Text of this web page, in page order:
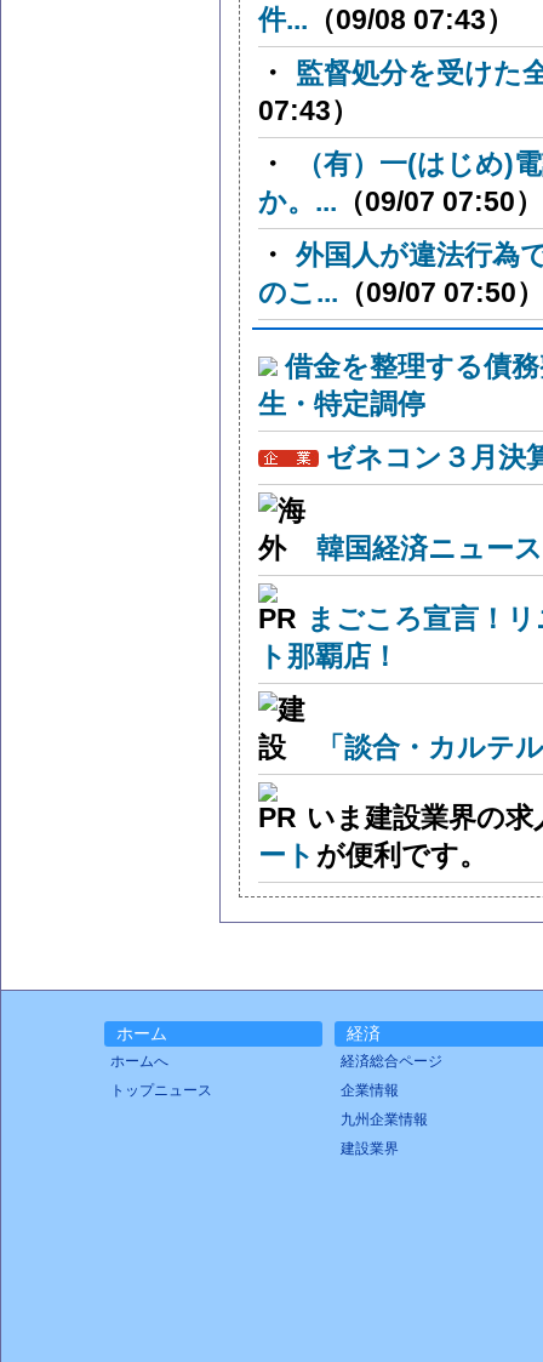
件... （09/08 07:43）
・
監督処分を受けた
07:43）
・
（有）一(はじめ)
か。... （09/07 07:50）
・ 外国人が違法行為
のこ... （09/07 07:50）
借金を整理する債
生・特定調停
ゼネコン３月決
韓国経済ニュー
まごころ宣言！
ト那覇店！
「談合・カルテ
いま建設業界の
ート が便利です。
ホーム
ホームへ
トップニュース
経済
経済総合ページ
企業情報
九州企業情報
建設業界